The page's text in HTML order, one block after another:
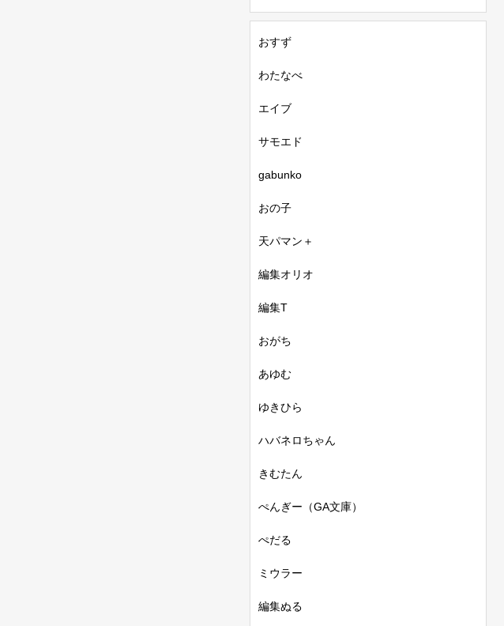
おすず
わたなべ
エイブ
サモエド
gabunko
おの子
天パマン＋
編集オリオ
編集T
おがち
あゆむ
ゆきひら
ハバネロちゃん
きむたん
ぺんぎー（GA文庫）
ぺだる
ミウラー
編集ぬる